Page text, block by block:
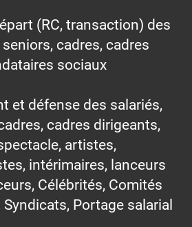
(RC, transaction) des
cadres, cadres
sociaux
et défense des salariés,
cadres dirigeants,
artistes,
intérimaires, lanceurs
Célébrités, Comités
Syndicats, Portage salarial